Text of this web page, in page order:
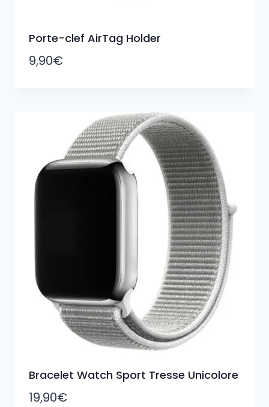
Porte-clef AirTag Holder
9,90€
Bracelet Watch Sport Tresse Unicolore
19,90€